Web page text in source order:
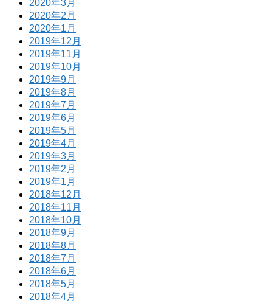
2020年3月
2020年2月
2020年1月
2019年12月
2019年11月
2019年10月
2019年9月
2019年8月
2019年7月
2019年6月
2019年5月
2019年4月
2019年3月
2019年2月
2019年1月
2018年12月
2018年11月
2018年10月
2018年9月
2018年8月
2018年7月
2018年6月
2018年5月
2018年4月